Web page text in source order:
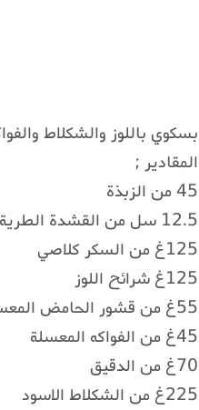
بسكوي باللوز والشكلاط
المقادير ;
45 من الزبذة
12.5 سل من القشدة الطرية
125غ من السكر كلاصي
125غ شرائح اللوز
55غ من قشور الحامض المعسلة
45غ من الفواكه المعسلة
70غ من الدقيق
225غ من الشكلاط الاسود